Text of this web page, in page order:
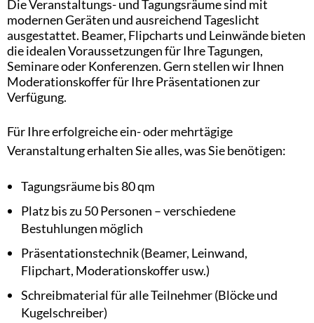
Die Veranstaltungs- und Tagungsräume sind mit
modernen Geräten und ausreichend Tageslicht
ausgestattet. Beamer, Flipcharts und Leinwände bieten
die idealen Voraussetzungen für Ihre Tagungen,
Seminare oder Konferenzen. Gern stellen wir Ihnen
Moderationskoffer für Ihre Präsentationen zur
Verfügung.
Für Ihre erfolgreiche ein- oder mehrtägige
Veranstaltung erhalten Sie alles, was Sie benötigen:
Tagungsräume bis 80 qm
Platz bis zu 50 Personen – verschiedene
Bestuhlungen möglich
Präsentationstechnik (Beamer, Leinwand,
Flipchart, Moderationskoffer usw.)
Schreibmaterial für alle Teilnehmer (Blöcke und
Kugelschreiber)